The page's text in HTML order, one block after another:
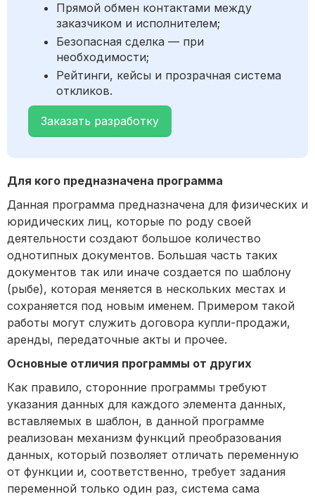
Прямой обмен контактами между
заказчиком и исполнителем;
Безопасная сделка — при
необходимости;
Рейтинги, кейсы и прозрачная система
откликов.
Заказать разработку
Для кого предназначена программа
Данная программа предназначена для физических и
юридических лиц, которые по роду своей
деятельности создают большое количество
однотипных документов. Большая часть таких
документов так или иначе создается по шаблону
(рыбе), которая меняется в нескольких местах и
сохраняется под новым именем. Примером такой
работы могут служить договора купли-продажи,
аренды, передаточные акты и прочее.
Основные отличия программы от других
Как правило, сторонние программы требуют
указания данных для каждого элемента данных,
вставляемых в шаблон, в данной программе
реализован механизм функций преобразования
данных, который позволяет отличать переменную
от функции и, соответственно, требует задания
переменной только один раз, система сама